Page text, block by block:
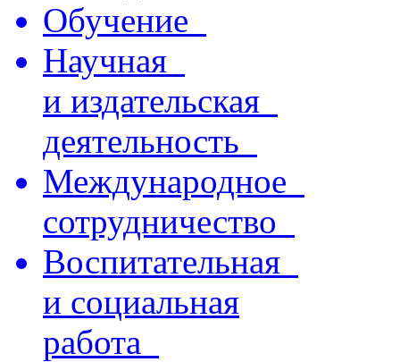
Обучение
Научная
и издательская
деятельность
Международное
сотрудничество
Воспитательная
и социальная
работа